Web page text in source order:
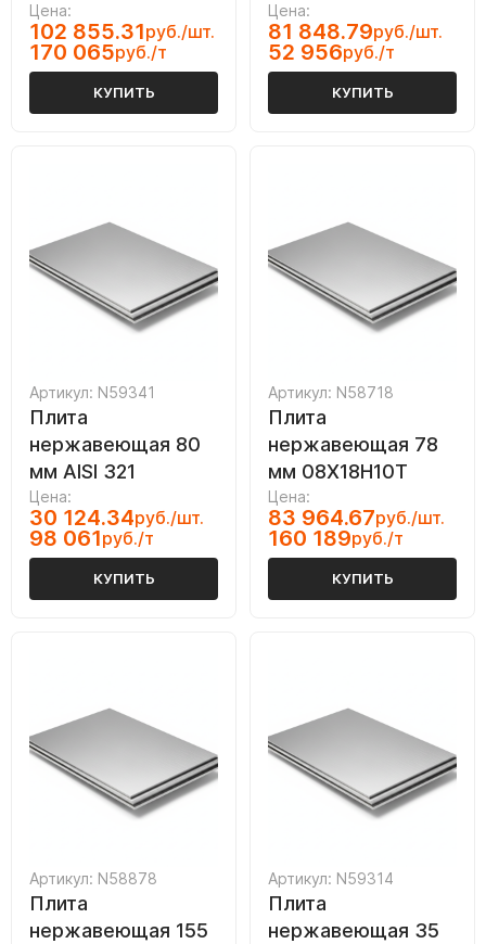
Цена:
102 855.31руб./шт.
170 065руб./т
КУПИТЬ
Цена:
81 848.79руб./шт.
52 956руб./т
КУПИТЬ
Артикул: N59341
Плита
нержавеющая 80
мм AISI 321
Цена:
30 124.34руб./шт.
98 061руб./т
КУПИТЬ
Артикул: N58718
Плита
нержавеющая 78
мм 08Х18Н10Т
Цена:
83 964.67руб./шт.
160 189руб./т
КУПИТЬ
Артикул: N58878
Плита
нержавеющая 155
Артикул: N59314
Плита
нержавеющая 35